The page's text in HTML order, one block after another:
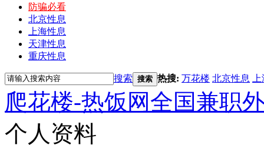
防骗必看
北京性息
上海性息
天津性息
重庆性息
搜索 搜索 热搜: 万花楼 北京性息
爬花楼-热饭网全国兼职
个人资料